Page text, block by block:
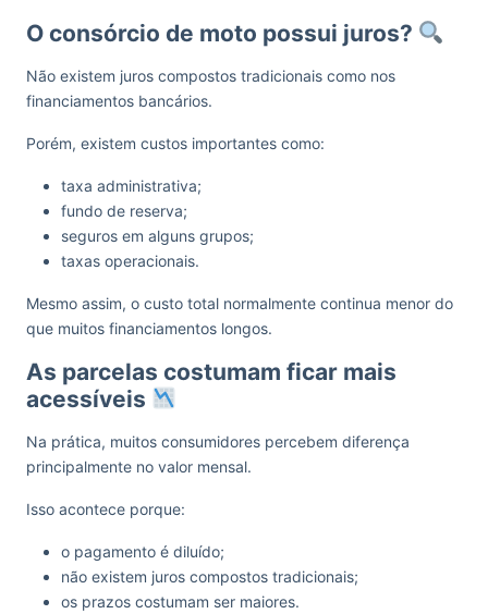
O consórcio de moto possui juros?
Não existem juros compostos tradicionais como nos
financiamentos bancários.
Porém, existem custos importantes como:
taxa administrativa;
fundo de reserva;
seguros em alguns grupos;
taxas operacionais.
Mesmo assim, o custo total normalmente continua menor do
que muitos financiamentos longos.
As parcelas costumam ficar mais
acessíveis
Na prática, muitos consumidores percebem diferença
principalmente no valor mensal.
Isso acontece porque:
o pagamento é diluído;
não existem juros compostos tradicionais;
os prazos costumam ser maiores.